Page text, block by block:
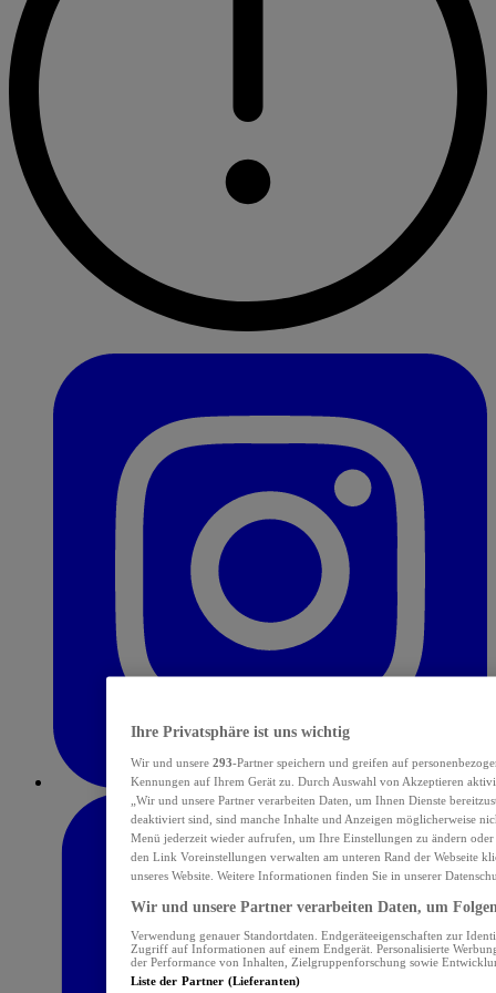
Ihre Privatsphäre ist uns wichtig
Wir und unsere 293-Partner speichern und greifen auf
Kennungen auf Ihrem Gerät zu. Durch Auswahl von Akzeptieren
„Wir und unsere Partner verarbeiten Daten, um Ihnen Dienste
deaktiviert sind, sind manche Inhalte und Anzeigen möglicherweise
Menü jederzeit wieder aufrufen, um Ihre Einstellungen zu ändern
den Link Voreinstellungen verwalten am unteren Rand der Webseite
unseres Website. Weitere Informationen finden Sie in unserer
Wir und unsere Partner verarbeiten Daten, um
Verwendung genauer Standortdaten. Endgeräteeigenschaften zur
Zugriff auf Informationen auf einem Endgerät. Personalisierte
der Performance von Inhalten, Zielgruppenforschung sowie
Liste der Partner (Lieferanten)